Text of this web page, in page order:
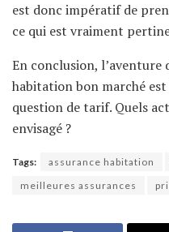
est donc impératif de
ce qui est vraiment
En conclusion, l’aventure
habitation bon marché
question de tarif. Quels
envisagé ?
Tags: assurance habitation
meilleures assurances